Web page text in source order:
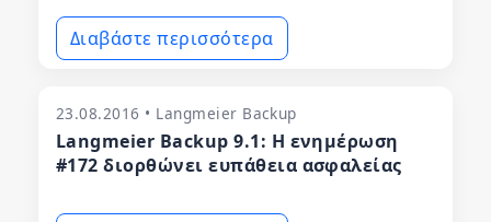
Διαβάστε περισσότερα
23.08.2016 • Langmeier Backup
Langmeier Backup 9.1: Η ενημέρωση
#172 διορθώνει ευπάθεια ασφαλείας